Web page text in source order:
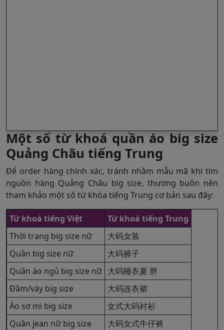
Một số từ khoá quần áo big size
Quảng Châu tiếng Trung
Để order hàng chính xác, tránh nhầm mẫu mã khi tìm
nguồn hàng Quảng Châu big size, thương buôn nên
tham khảo một số từ khóa tiếng Trung cơ bản sau đây:
Từ khoá tiếng Việt
Từ khoá tiếng Trung
Thời trang big size nữ
大码女装
Quần big size nữ
大码裤子
Quần áo ngủ big size nữ 大码睡衣夏 胖
Đầm/váy big size
大码连衣裙
Áo sơ mi big size
女式大码衬衫
Quần jean nữ big size
大码女式牛仔裤